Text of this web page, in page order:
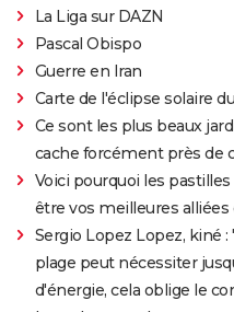
La Liga sur DAZN
Pascal Obispo
Guerre en Iran
Carte de l'éclipse solaire
Ce sont les plus beaux
cache forcément près de
Voici pourquoi les
être vos meilleures alliées
Sergio Lopez Lopez, kiné
plage peut nécessiter
d'énergie, cela oblige le